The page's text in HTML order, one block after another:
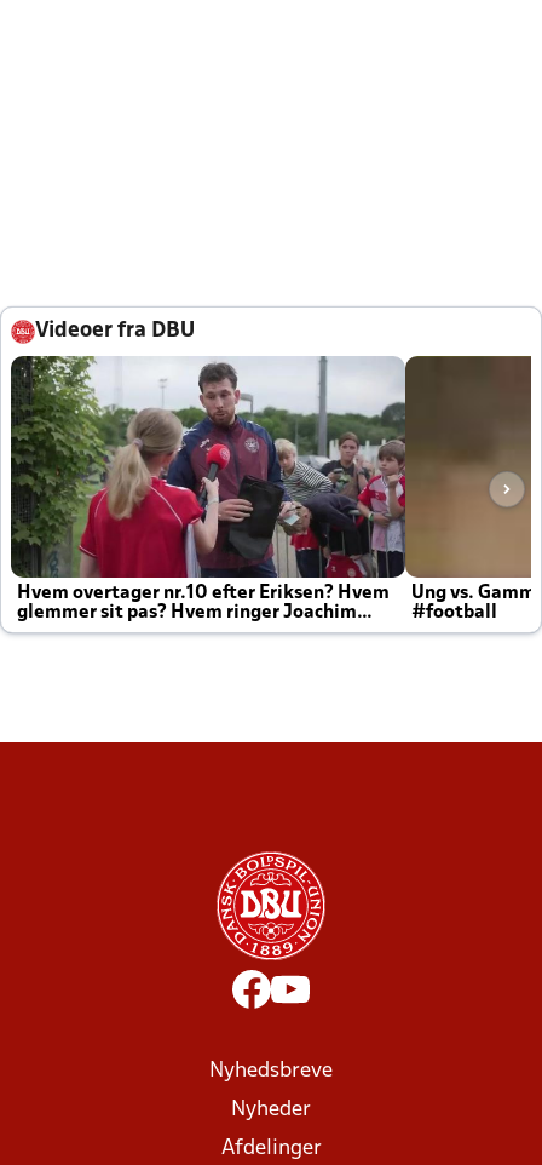
Videoer fra DBU
Hvem overtager nr.10 efter Eriksen? Hvem
glemmer sit pas? Hvem ringer Joachim
altid til efter kampe?
Ung vs.
#football
Nyhedsbreve
Nyheder
Afdelinger